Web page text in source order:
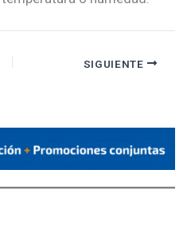
SIGUIENTE